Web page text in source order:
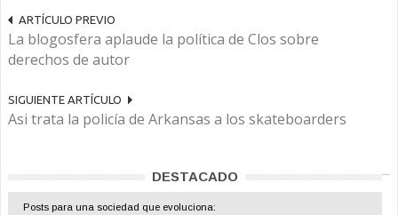
ARTÍCULO PREVIO
La blogosfera aplaude la política de Clos sobre
derechos de autor
SIGUIENTE ARTÍCULO
Asi trata la policía de Arkansas a los skateboarders
DESTACADO
Posts para una sociedad que evoluciona: